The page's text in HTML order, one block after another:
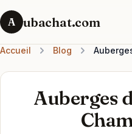
A ubachat.com
Accueil Blog
Auberges